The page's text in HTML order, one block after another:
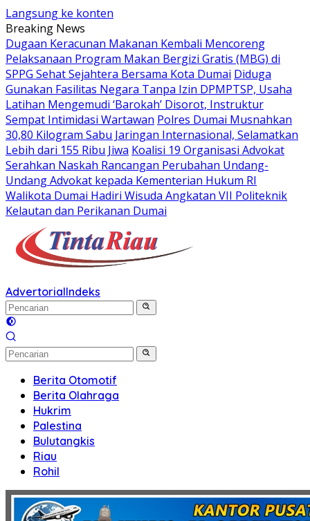
Langsung ke konten
Breaking News
Dugaan Keracunan Makanan Kembali Mencoreng
Pelaksanaan Program Makan Bergizi Gratis (MBG) di
SPPG Sehat Sejahtera Bersama Kota Dumai Diduga
Gunakan Fasilitas Negara Tanpa Izin DPMPTSP, Usaha
Latihan Mengemudi ‘Barokah’ Disorot, Instruktur
Sempat Intimidasi Wartawan Polres Dumai Musnahkan
30,80 Kilogram Sabu Jaringan Internasional, Selamatkan
Lebih dari 155 Ribu Jiwa Koalisi 19 Organisasi Advokat
Serahkan Naskah Rancangan Perubahan Undang-
Undang Advokat kepada Kementerian Hukum RI
Walikota Dumai Hadiri Wisuda Angkatan VII Politeknik
Kelautan dan Perikanan Dumai
AdvertorialIndeks
Berita Otomotif
Berita Olahraga
Hukrim
Palestina
Bulutangkis
Riau
Rohil